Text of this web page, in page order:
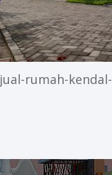
jual-rumah-